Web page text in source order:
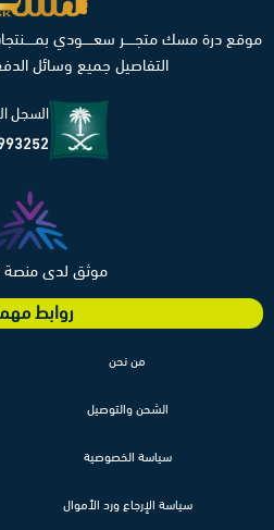
روابط
من نحن
الشحن والتوصيل
سياسة الخصوصية
سياسة الإرجاع ورد الأموال
موقع درة مسك متجـــــر سعـــــودي
التفاصيل جميع وسائل
السجل
موثق لدى منصة